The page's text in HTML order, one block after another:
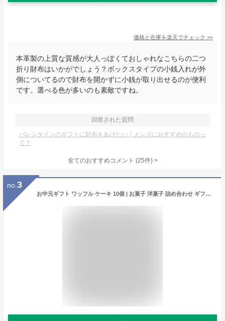
価格と在庫を楽天でチェック >>
本革製の上質な質感が大人っぽくておしゃれなこちらの二つ
折り財布はいかがでしょう？ボックスタイプの小銭入れが外
側についてるので財布を開かずに小銭が取り出せるのが便利
です。選べる色が多いのも素敵ですね。
回答された質問
バレンタインのギフトに財布をあげたい！メンズにおすすめのものっ
て？
全てのおすすめコメント (25件) >
no. 3
お中元ギフト ワッフル ケーキ 10個 | お菓子 洋菓子 詰め合わせ ギフト 個包装 お中元 御中元 ワッフルケーキ スイーツ 冷凍 お取り寄せスイーツ 女性 彼女 妻 お中元スウィーツ 誕生日プレゼント ワッフルサンド かわいい おしゃれ 手土産 お礼 3000円 送料無料